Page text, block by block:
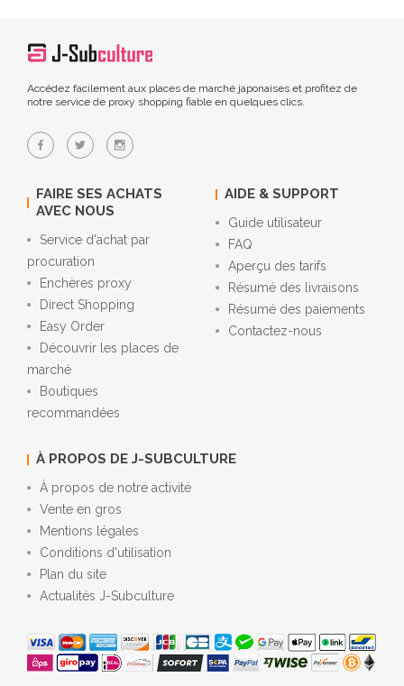
Accédez facilement aux places de marché japonaises et profitez de
notre service de proxy shopping fiable en quelques clics.
FAIRE SES ACHATS
AVEC NOUS
Service d'achat par
procuration
Enchères proxy
Direct Shopping
Easy Order
Découvrir les places de
marché
Boutiques
recommandées
AIDE & SUPPORT
Guide utilisateur
FAQ
Aperçu des tarifs
Résumé des livraisons
Résumé des paiements
Contactez-nous
À PROPOS DE J-SUBCULTURE
À propos de notre activité
Vente en gros
Mentions légales
Conditions d'utilisation
Plan du site
Actualités J-Subculture